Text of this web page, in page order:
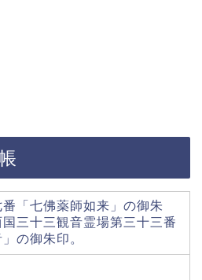
「七佛薬師如来」の御朱
三十三観音霊場第三十三番
の御朱印。